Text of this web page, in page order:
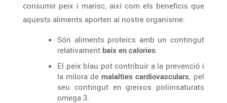
consumir peix i marisc, així com els beneficis que
aquests aliments aporten al nostre organisme:
Són aliments proteics amb un contingut
relativament baix en calories.
El peix blau pot contribuir a la prevenció i
la milora de malalties cardiovasculars, pel
seu contingut en greixos poliinsaturats
omega 3.